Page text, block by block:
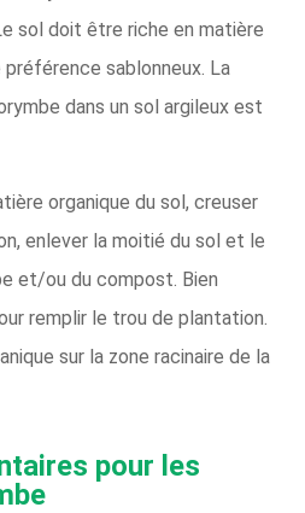
sol doit être riche en matière
sablonneux. La
dans un sol argileux est
organique du sol, creuser
enlever la moitié du sol et le
et/ou du compost. Bien
remplir le trou de plantation.
sur la zone racinaire de la
pour les